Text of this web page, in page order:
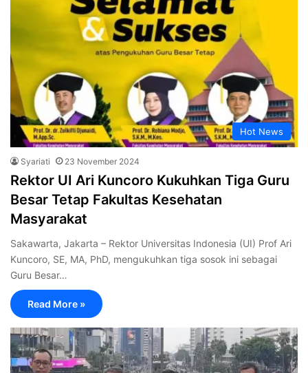
Hot News
Syariati 23 November 2024
Rektor UI Ari Kuncoro Kukuhkan Tiga Guru
Besar Tetap Fakultas Kesehatan
Masyarakat
Sakawarta, Jakarta – Rektor Universitas Indonesia (UI) Prof Ari
Kuncoro, SE, MA, PhD, mengukuhkan tiga sosok ini sebagai
Guru Besar…
Read More »